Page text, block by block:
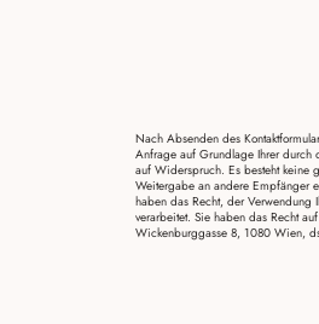
Nach Absenden des
Anfrage auf Grundlage Ihrer durch
auf Widerspruch. Es besteht keine
Weitergabe an andere Empfänger
haben das Recht, der
verarbeitet. Sie haben das Recht
Wickenburggasse 8, 1080 Wien,